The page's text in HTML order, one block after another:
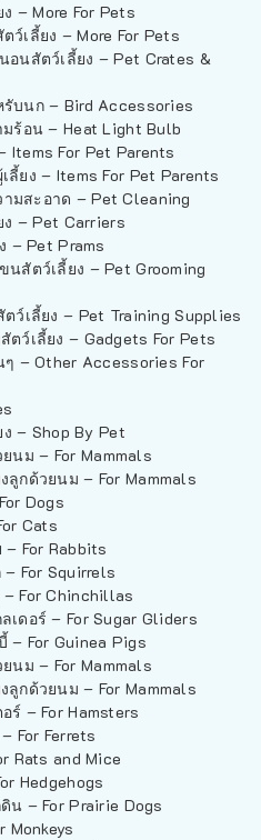
– More For Pets
ว์เลี้ยง – More For Pets
นสัตว์เลี้ยง – Pet Crates &
บนก – Bird Accessories
ร้อน – Heat Light Bulb
Items For Pet Parents
ลี้ยง – Items For Pet Parents
มสะอาด – Pet Cleaning
ง – Pet Carriers
– Pet Prams
สัตว์เลี้ยง – Pet Grooming
ว์เลี้ยง – Pet Training Supplies
ตว์เลี้ยง – Gadgets For Pets
– Other Accessories For
– Shop By Pet
นม – For Mammals
ลูกด้วยนม – For Mammals
Dogs
Cats
For Rabbits
For Squirrels
For Chinchillas
เดอร์ – For Sugar Gliders
– For Guinea Pigs
นม – For Mammals
ลูกด้วยนม – For Mammals
ร์ – For Hamsters
For Ferrets
Rats and Mice
Hedgehogs
น – For Prairie Dogs
Monkeys